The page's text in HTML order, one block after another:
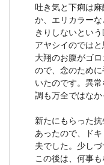
吐き気と下痢は
か、エリカラー
きりしないとい
アヤシイのでは
大翔のお腹がゴ
ので、念のため
いたのです。異
調も万全ではなか
新たにもらった
あったので、ド
夫でした。少し
この後は、何事も